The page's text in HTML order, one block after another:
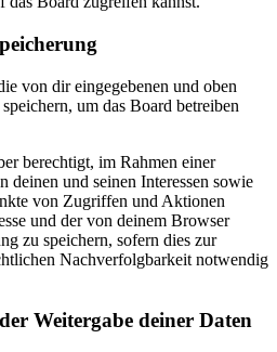
von dir eingegebenen und oben
um das Board betreiben
berechtigt, im Rahmen einer
deinen und seinen Interessen sowie
von Zugriffen und Aktionen
und der von deinem Browser
zu speichern, sofern dies zur
Nachverfolgbarkeit notwendig
Weitergabe deiner Daten